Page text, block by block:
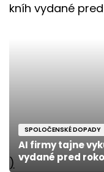
)
SPOLOČENSKÉ DOPADY
AI firmy tajne
vydané pred